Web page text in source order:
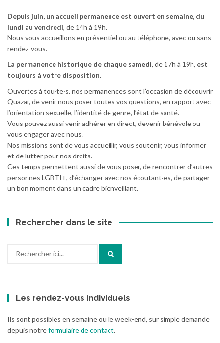
Depuis juin, un accueil permanence est ouvert en semaine, du
lundi au vendredi, de 14h à 19h.
Nous vous accueillons en présentiel ou au téléphone, avec ou sans
rendez-vous.
La permanence historique de chaque samedi, de 17h à 19h, est
toujours à votre disposition.
Ouvertes à tou·te·s, nos permanences sont l’occasion de découvrir
Quazar, de venir nous poser toutes vos questions, en rapport avec
l’orientation sexuelle, l’identité de genre, l’état de santé.
Vous pouvez aussi venir adhérer en direct, devenir bénévole ou
vous engager avec nous.
Nos missions sont de vous accueillir, vous soutenir, vous informer
et de lutter pour nos droits.
Ces temps permettent aussi de vous poser, de rencontrer d’autres
personnes LGBTI+, d’échanger avec nos écoutant·es, de partager
un bon moment dans un cadre bienveillant.
Rechercher dans le site
Les rendez-vous individuels
Ils sont possibles en semaine ou le week-end, sur simple demande
depuis notreformulaire de contact.